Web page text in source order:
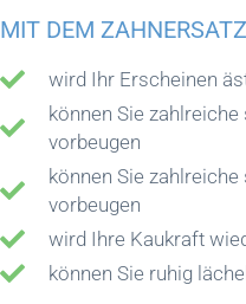
MIT DEM ZAHNERSATZ
wird Ihr Erscheinen
können Sie
vorbeugen
können Sie
vorbeugen
wird Ihre Kaukraft
können Sie ruhig